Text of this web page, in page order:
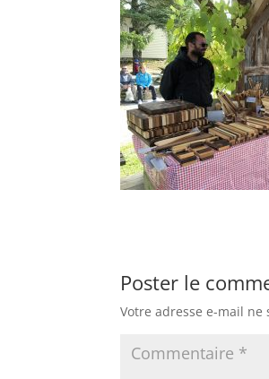
Poster le
Votre adresse e-mail ne